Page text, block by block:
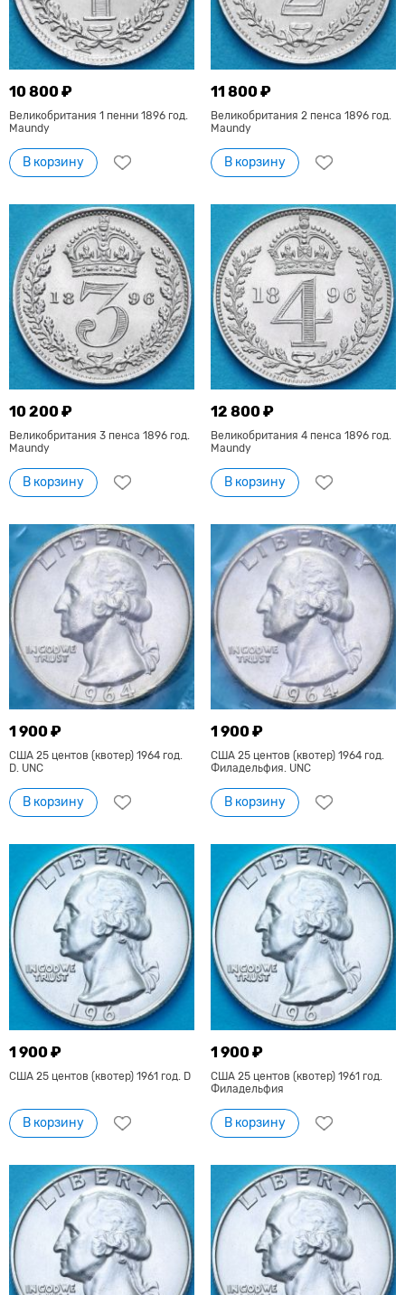
10 800 ₽
Великобритания 1 пенни 1896 год.
Maundy
В корзину
11 800 ₽
Великобритания 2 пенса 1896 год.
Maundy
В корзину
10 200 ₽
Великобритания 3 пенса 1896 год.
Maundy
В корзину
12 800 ₽
Великобритания 4 пенса 1896 год.
Maundy
В корзину
1 900 ₽
США 25 центов (квотер) 1964 год.
D. UNC
В корзину
1 900 ₽
США 25 центов (квотер) 1964 год.
Филадельфия. UNC
В корзину
1 900 ₽
США 25 центов (квотер) 1961 год. D
В корзину
1 900 ₽
США 25 центов (квотер) 1961 год.
Филадельфия
В корзину